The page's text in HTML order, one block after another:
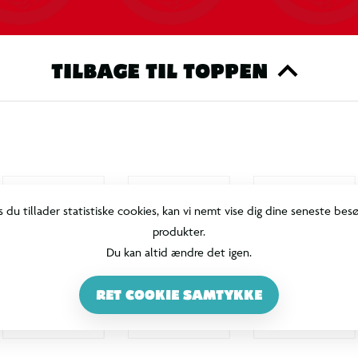
TILBAGE TIL TOPPEN
du tillader statistiske cookies, kan vi nemt vise dig dine seneste
produkter.
Du kan altid ændre det igen.
RET COOKIE SAMTYKKE